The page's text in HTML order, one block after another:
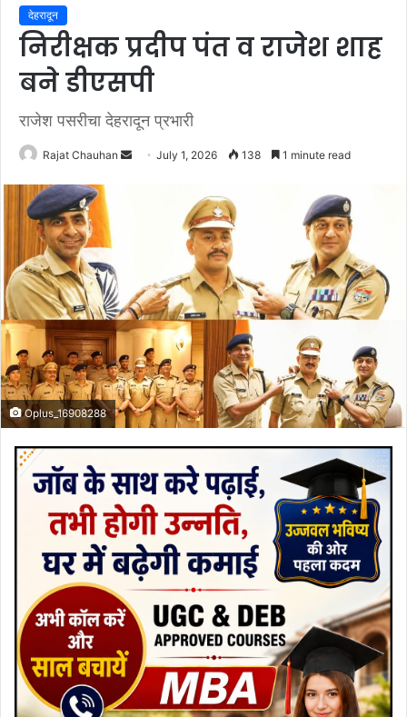
देहरादून
निरीक्षक प्रदीप पंत व राजेश शाह
बने डीएसपी
राजेश पसरीचा देहरादून प्रभारी
Rajat Chauhan
Send July 1, 2026 138 1 minute read
Oplus_16908288